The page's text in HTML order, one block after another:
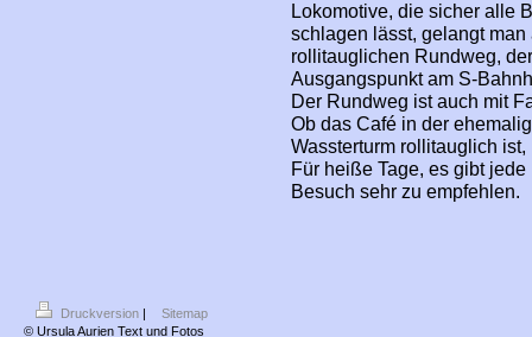
Lokomotive, die sicher alle
schlagen lässt, gelangt
rollitauglichen Rundweg,
Ausgangspunkt am S-
Der Rundweg ist auch mit
Ob das Café in der
Wassterturm rollitauglich
Für heiße Tage, es gibt
Besuch sehr zu empfehlen.
Druckversion |
Sitemap
© Ursula Aurien Text und Fotos